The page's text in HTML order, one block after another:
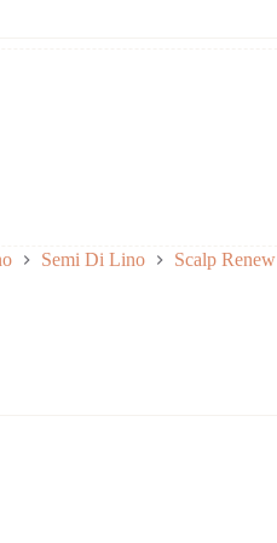
Semi Di Lino Scalp